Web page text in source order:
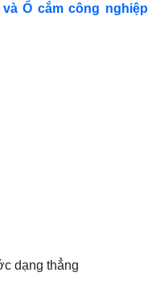
Ổ cắm công nghiệp
dạng thẳng